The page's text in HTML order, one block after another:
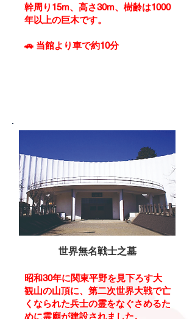
幹周り15m、高さ30m、樹齢は1000
年以上の巨木です。
🚗 当館より車で約10分
世界無名戦士之墓
昭和30年に関東平野を見下ろす大
観山の山頂に、第二次世界大戦で亡
くなられた兵士の霊をなぐさめるた
めに霊廟が建設されました。